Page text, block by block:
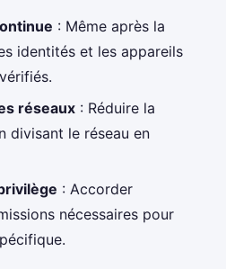
: Même après la
identités et les appareils
réseaux : Réduire la
divisant le réseau en
: Accorder
nécessaires pour